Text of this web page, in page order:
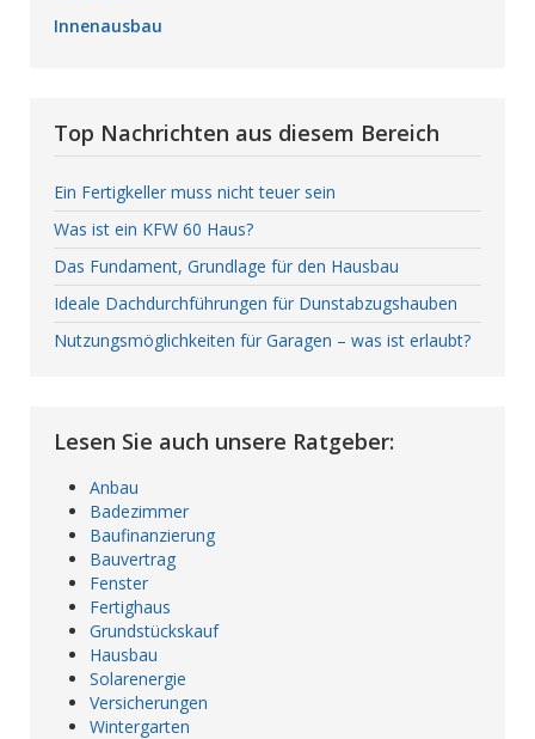
Innenausbau
Top Nachrichten aus diesem Bereich
Ein Fertigkeller muss nicht teuer sein
Was ist ein KFW 60 Haus?
Das Fundament, Grundlage für den Hausbau
Ideale Dachdurchführungen für Dunstabzugshauben
Nutzungsmöglichkeiten für Garagen – was ist erlaubt?
Lesen Sie auch unsere Ratgeber:
Anbau
Badezimmer
Baufinanzierung
Bauvertrag
Fenster
Fertighaus
Grundstückskauf
Hausbau
Solarenergie
Versicherungen
Wintergarten